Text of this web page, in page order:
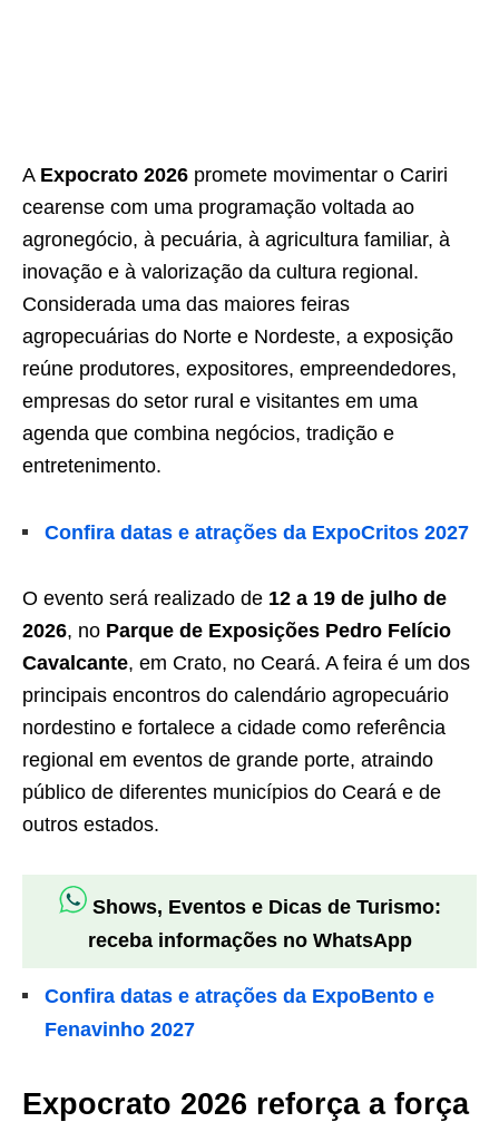
A Expocrato 2026 promete movimentar o Cariri
cearense com uma programação voltada ao
agronegócio, à pecuária, à agricultura familiar, à
inovação e à valorização da cultura regional.
Considerada uma das maiores feiras
agropecuárias do Norte e Nordeste, a exposição
reúne produtores, expositores, empreendedores,
empresas do setor rural e visitantes em uma
agenda que combina negócios, tradição e
entretenimento.
Confira datas e atrações da ExpoCritos 2027
O evento será realizado de 12 a 19 de julho de
2026, no Parque de Exposições Pedro Felício
Cavalcante, em Crato, no Ceará. A feira é um dos
principais encontros do calendário agropecuário
nordestino e fortalece a cidade como referência
regional em eventos de grande porte, atraindo
público de diferentes municípios do Ceará e de
outros estados.
Shows, Eventos e Dicas de Turismo:
receba informações no WhatsApp
Confira datas e atrações da ExpoBento e
Fenavinho 2027
Expocrato 2026 reforça a força